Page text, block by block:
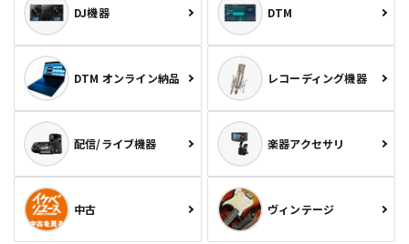
DJ機器 DTM
DTM オンライン納品 レコーディング機器
配信/ライブ機器 楽器アクセサリ
中古 ヴィンテージ